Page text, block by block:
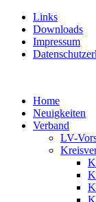
Links
Downloads
Impressum
Home
Neuigkeiten
Verband
LV-